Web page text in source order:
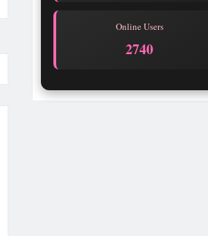
Online Users
2740